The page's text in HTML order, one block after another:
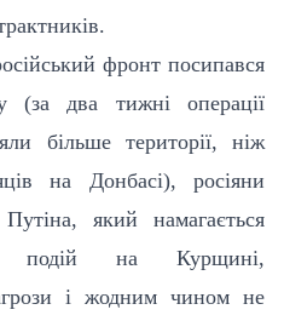
фронт посипався
(за два тижні операції
більше території, ніж
на Донбасі), росіяни
який намагається
подій на Курщині,
і жодним чином не